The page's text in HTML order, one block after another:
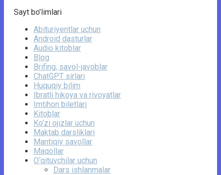
Sayt bo’limlari
Abituriyentlar uchun
Android dasturlar
Audio kitoblar
Blog
Brifing, savol-javoblar
ChatGPT sirlari
Huquqiy bilim
Ibratli hikoya va rivoyatlar
Imtihon biletlari
Kitoblar
Ko‘zi ojizlar uchun
Maktab darsliklari
Mantiqiy savollar
Maqollar
O‘qituvchilar uchun
Dars ishlanmalar